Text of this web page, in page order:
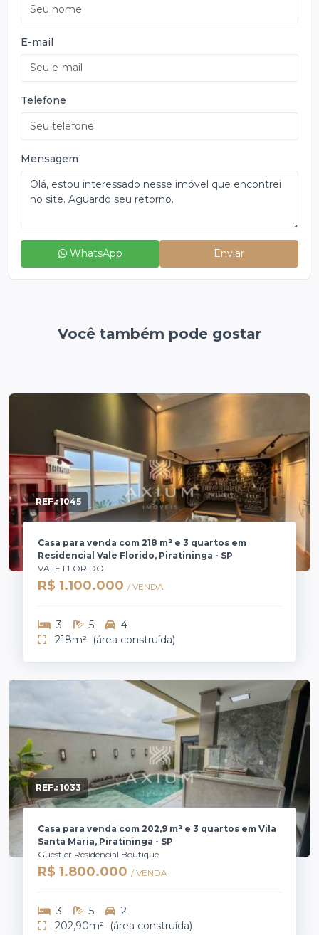
E-mail
Telefone
Mensagem
Enviar
WhatsApp
Você também pode gostar
REF.:1045
Casa para venda com 218 m² e 3 quartos em
Residencial Vale Florido, Piratininga - SP
VALE FLORIDO
R$ 1.100.000 / VENDA
3 5
4
218m²
(área construída)
REF.: 1033
Casa para venda com 202,9 m² e 3 quartos em Vila
Santa Maria, Piratininga - SP
Guestier Residencial Boutique
R$ 1.800.000 / VENDA
3 5
2
202,90m²
(área construída)